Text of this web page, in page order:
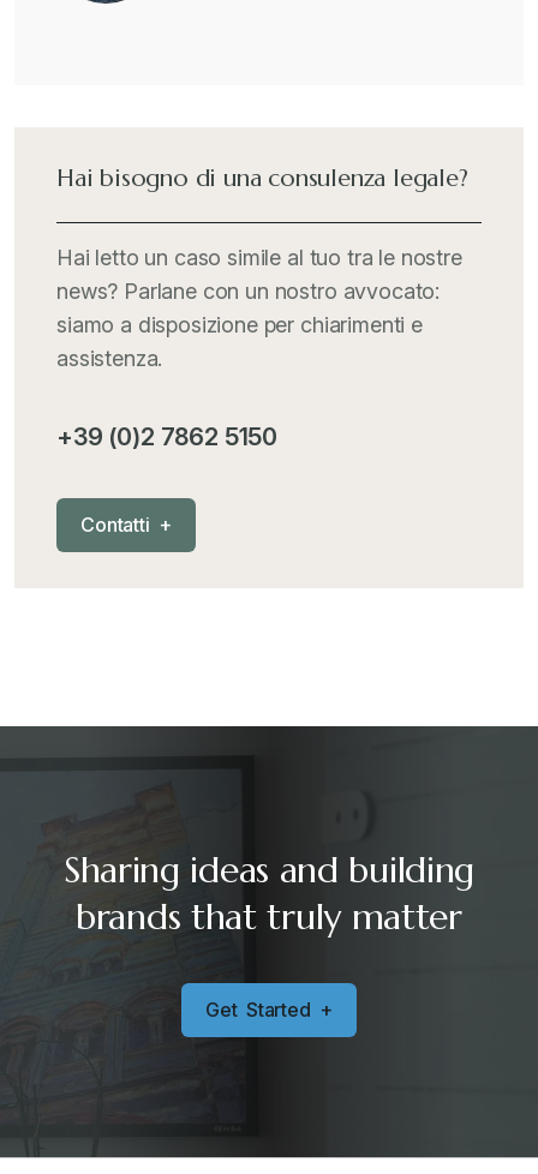
Hai bisogno di una consulenza legale?
Hai letto un caso simile al tuo tra le nostre
news? Parlane con un nostro avvocato:
siamo a disposizione per chiarimenti e
assistenza.
+39 (0)2 7862 5150
Contatti +
Sharing ideas and building
brands that truly matter
Get Started +